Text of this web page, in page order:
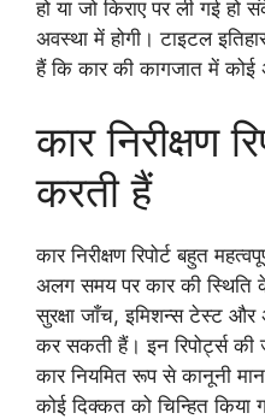
हो या जो किराए पर ली गई
अवस्था में होगी। टाइटल
हैं कि कार की कागजात में कोई
कार निरीक्षण
करती हैं
कार निरीक्षण रिपोर्ट बहुत
अलग समय पर कार की स्थिति के
सुरक्षा जाँच, इमिशन्स टेस्ट और
कर सकती हैं। इन रिपोर्ट्स
कार नियमित रूप से कानूनी
कोई दिक्कत को चिन्हित किया